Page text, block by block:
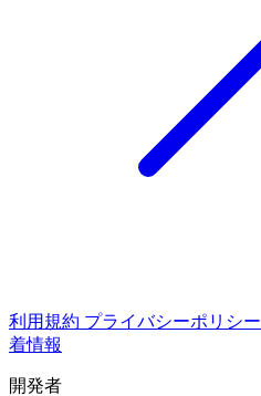
利用規約 プライバシーポリシー
着情報
開発者